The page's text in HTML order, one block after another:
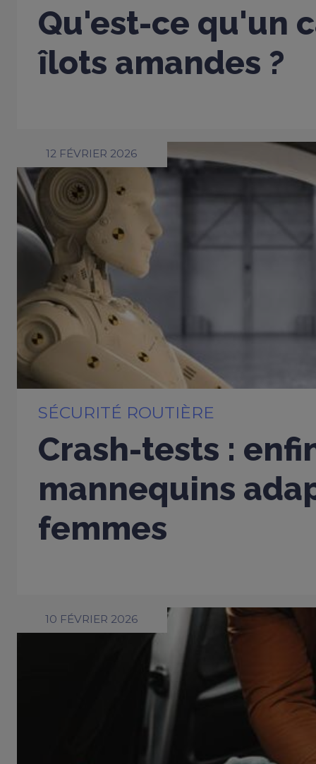
Qu'est-ce qu'un
îlots amandes ?
12 FÉVRIER 2026
SÉCURITÉ ROUTIÈRE
Crash-tests :
mannequins
femmes
10 FÉVRIER 2026